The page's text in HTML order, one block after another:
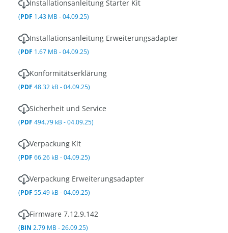
Installationsanleitung Starter Kit
(PDF 1.43 MB - 04.09.25)
Installationsanleitung Erweiterungsadapter
(PDF 1.67 MB - 04.09.25)
Konformitätserklärung
(PDF 48.32 kB - 04.09.25)
Sicherheit und Service
(PDF 494.79 kB - 04.09.25)
Verpackung Kit
(PDF 66.26 kB - 04.09.25)
Verpackung Erweiterungsadapter
(PDF 55.49 kB - 04.09.25)
Firmware 7.12.9.142
(BIN 2.79 MB - 26.09.25)